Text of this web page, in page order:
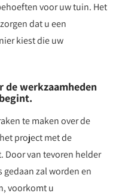
voor uw tuin. Het
dat u een
kiest die uw
de werkzaamheden
te maken over de
project met de
Door van tevoren helder
gedaan zal worden en
voorkomt u